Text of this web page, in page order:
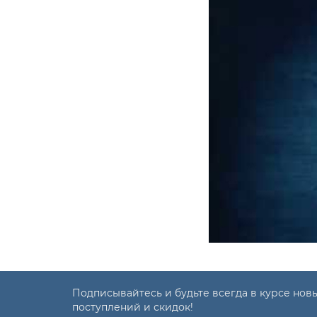
Подписывайтесь и будьте всегда в курсе
поступлений и скидок!